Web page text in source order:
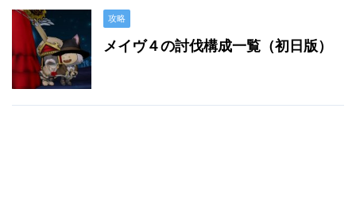
攻略
メイヴ４の討伐構成一覧（初日版）